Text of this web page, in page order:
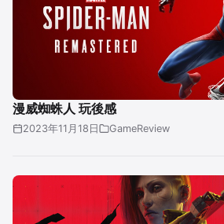
漫威蜘蛛人 玩後感
2023年11月18日 GameReview